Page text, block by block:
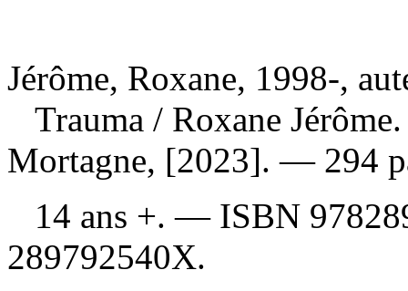
Jérôme, Roxane, 1998-,
Trauma / Roxane
Mortagne, [2023]. — 294
14 ans +. — ISBN
289792540X.